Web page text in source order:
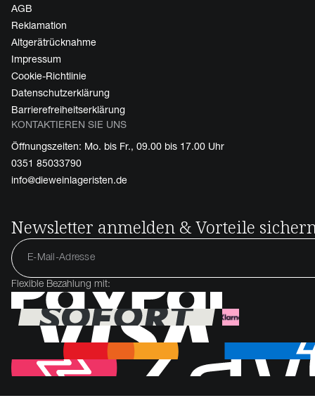
AGB
Reklamation
Altgerätrücknahme
Impressum
Cookie-Richtlinie
Datenschutzerklärung
Barrierefreiheitserklärung
KONTAKTIEREN SIE UNS
Öffnungszeiten: Mo. bis Fr., 09.00 bis 17.00 Uhr
0351 85033790
info@dieweinlageristen.de
Newsletter anmelden & Vorteile
Flexible Bezahlung mit: